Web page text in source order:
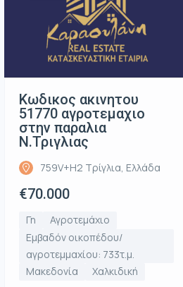
Κωδικος ακινητου
51770 αγροτεμαχιο
στην παραλια
Ν.Τριγλιας
759V+H2 Τρίγλια, Ελλάδα
€70.000
Γη
Αγροτεμάχιο
Εμβαδόν οικοπέδου/
αγροτεμμαχίου: 733τ.μ.
Μακεδονία
Χαλκιδική